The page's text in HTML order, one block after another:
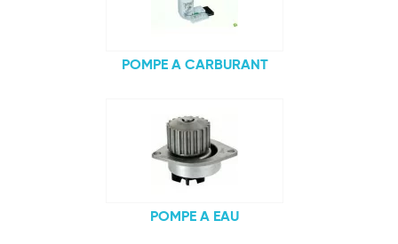
POMPE A CARBURANT
POMPE A EAU